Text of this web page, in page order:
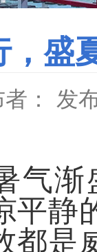
，
： 发
气
平静
都是